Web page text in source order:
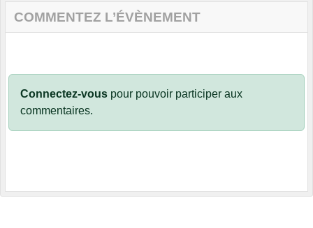
COMMENTEZ L’ÉVÈNEMENT
Connectez-vous pour pouvoir participer aux
commentaires.